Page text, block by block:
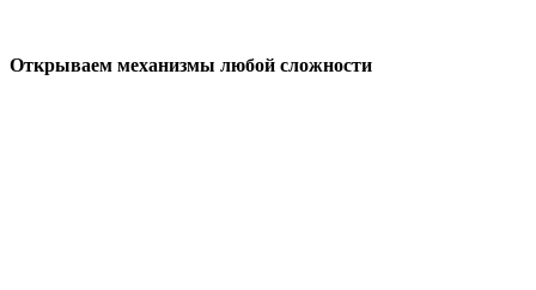
Открываем механизмы любой сложности